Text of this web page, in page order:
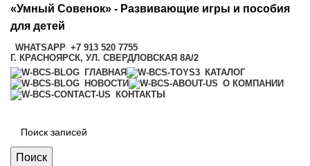
«Умный Совенок» - Развивающие игры и пособия
для детей
WHATSAPP +7 913 520 7755
Г. КРАСНОЯРСК, УЛ. СВЕРДЛОВСКАЯ 8А/2
ГЛАВНАЯ
КАТАЛОГ
НОВОСТИ
О КОМПАНИИ
КОНТАКТЫ
Поиск